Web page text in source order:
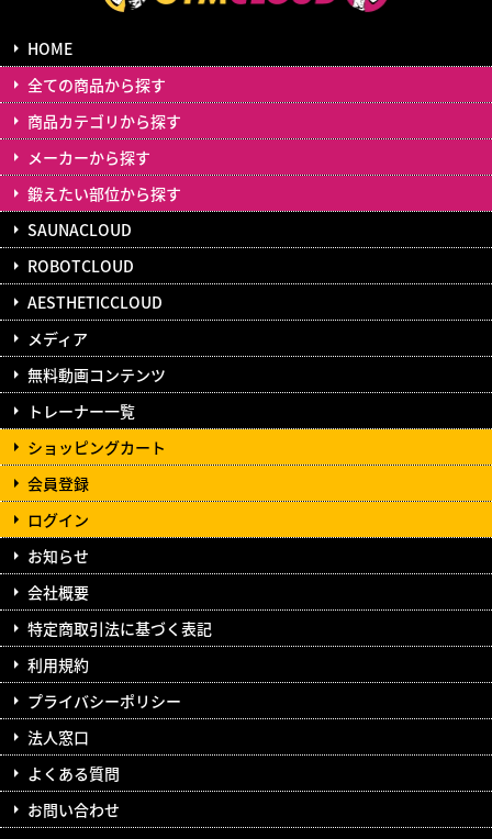
HOME
全ての商品から探す
商品カテゴリから探す
メーカーから探す
鍛えたい部位から探す
SAUNACLOUD
ROBOTCLOUD
AESTHETICCLOUD
メディア
無料動画コンテンツ
トレーナー一覧
ショッピングカート
会員登録
ログイン
お知らせ
会社概要
特定商取引法に基づく表記
利用規約
プライバシーポリシー
法人窓口
よくある質問
お問い合わせ